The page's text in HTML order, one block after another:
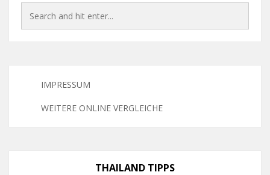
IMPRESSUM
WEITERE ONLINE VERGLEICHE
THAILAND TIPPS